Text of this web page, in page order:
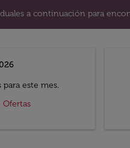
a continuación para
este mes.